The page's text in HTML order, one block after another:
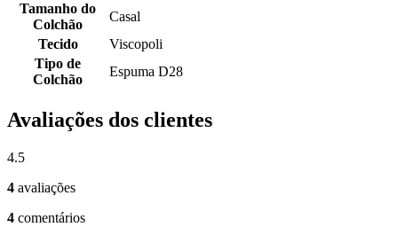
Tamanho do
Colchão
Casal
Tecido
Viscopoli
Tipo de
Colchão
Espuma D28
Avaliações dos clientes
4.5
4 avaliações
4 comentários